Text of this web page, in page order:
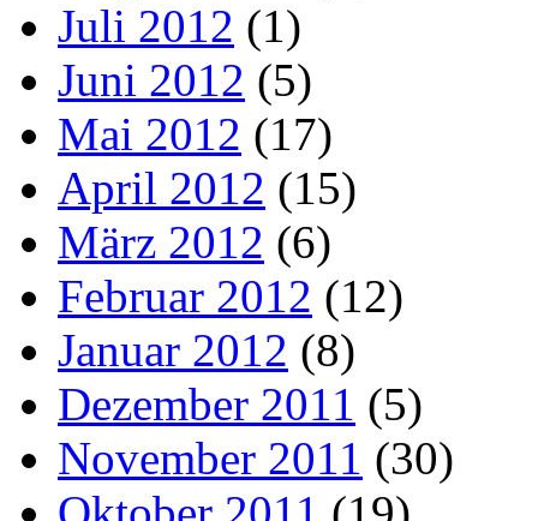
Juli 2012 (1)
Juni 2012 (5)
Mai 2012 (17)
April 2012 (15)
März 2012 (6)
Februar 2012 (12)
Januar 2012 (8)
Dezember 2011 (5)
November 2011 (30)